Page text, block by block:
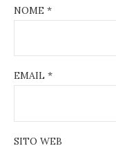
NOME *
EMAIL *
SITO WEB